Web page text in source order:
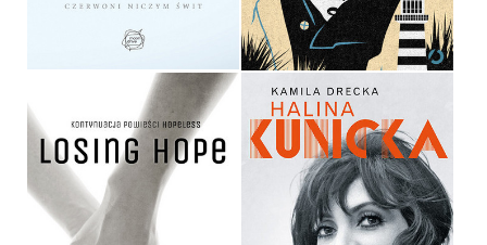
39,90 ZŁ 36,90 ZŁ
LOSING HOPE
ŚWIAT NIE JEST TAKI ZŁY
HALINA KUNICKA, KAMILA